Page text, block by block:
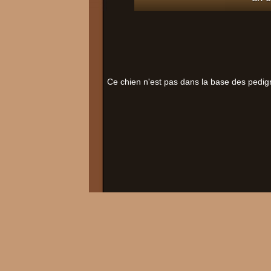
Ce chien n'est pas dans la base des